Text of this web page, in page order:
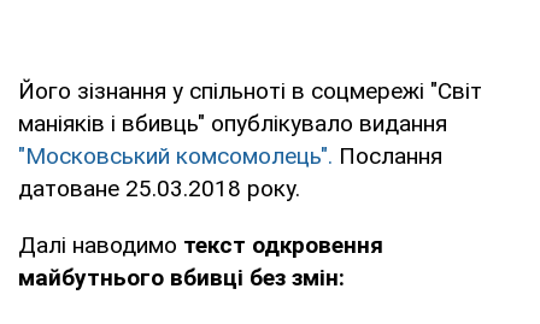
Його зізнання у спільноті в соцмережі "Світ
маніяків і вбивць" опублікувало видання
"Московський комсомолець". Послання
датоване 25.03.2018 року.
Далі наводимо текст одкровення
майбутнього вбивці без змін: